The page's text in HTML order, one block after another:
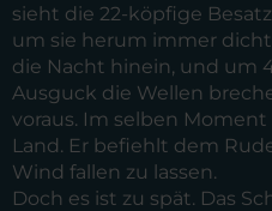
sieht die 22-köpfige
um sie herum immer
die Nacht hinein, und um
Ausguck die Wellen
voraus. Im selben
Land. Er befiehlt dem
Wind fallen zu lassen.
Doch es ist zu spät. Das